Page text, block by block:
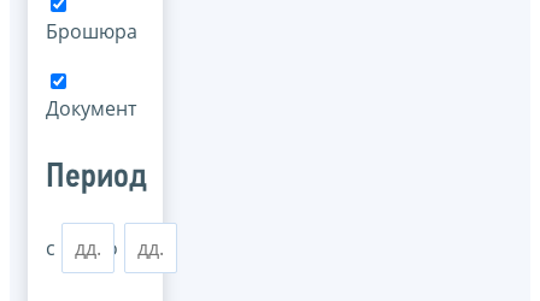
Брошюра
Документ
Период
с по